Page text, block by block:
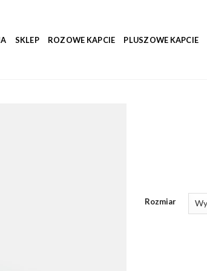
SKLEP ROZOWE KAPCIE PLUSZOWE KAPCIE
Rozmiar